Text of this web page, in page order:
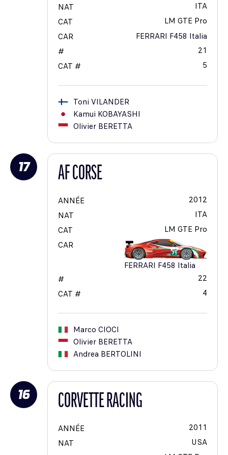
NAT
ITA
CAT
LM GTE Pro
CAR
FERRARI F458 Italia
#
21
CAT #
5
Toni VILANDER
Kamui KOBAYASHI
Olivier BERETTA
17 AF CORSE
ANNÉE
2012
NAT
ITA
CAT
LM GTE Pro
CAR
FERRARI F458 Italia
#
22
CAT #
4
Marco CIOCI
Olivier BERETTA
Andrea BERTOLINI
16 CORVETTE RACING
ANNÉE
2011
NAT
USA